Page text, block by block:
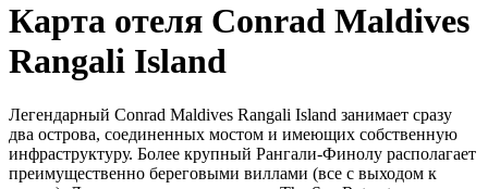
Карта отеля Conrad Maldives
Rangali Island
Легендарный Conrad Maldives Rangali Island занимает сразу
два острова, соединенных мостом и имеющих собственную
инфраструктуру. Более крупный Рангали-Финолу располагает
преимущественно береговыми виллами (все с выходом к